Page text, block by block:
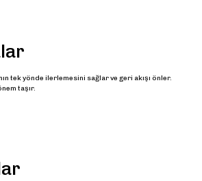
tek yönde ilerlemesini sağlar ve geri akışı önler.
taşır.